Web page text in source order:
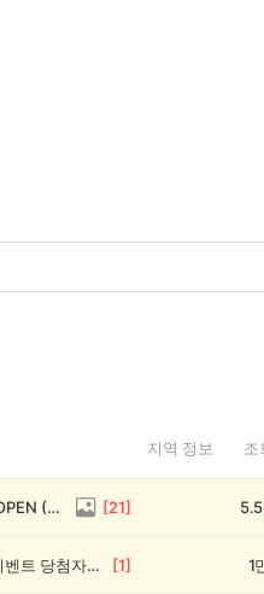
지역 정보 조
전원 1,000캐시! 🥳 우리 동네 썰전 14회차 OPEN (~8/17) [21]
💰[당첨자 발표] 26회차 우리 동네 정보왕 이벤트 당첨자를 발표합니다! [1] 1